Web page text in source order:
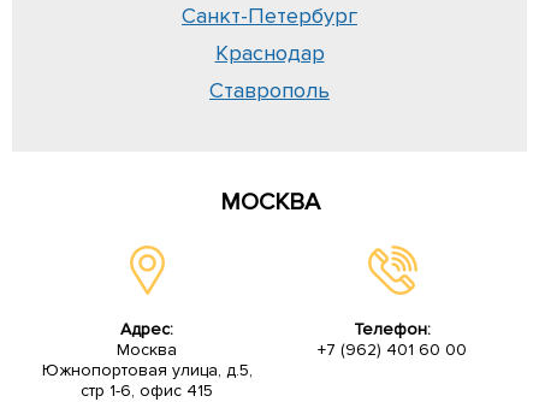
Санкт-Петербург
Краснодар
Ставрополь
МОСКВА
Адрес:
Москва
Южнопортовая улица, д.5,
стр 1-6, офис 415
Телефон:
+7 (962) 401 60 00